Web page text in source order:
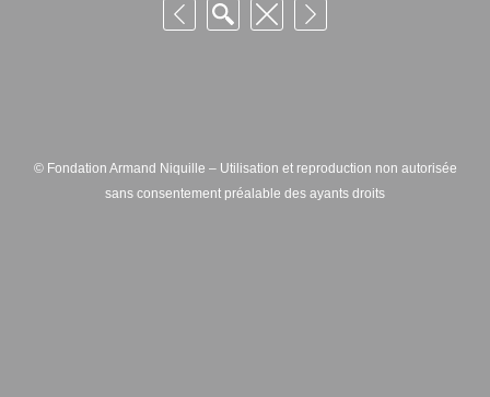
© Fondation Armand Niquille – Utilisation et reproduction non autorisée
sans consentement préalable des ayants droits